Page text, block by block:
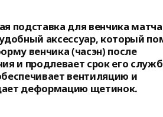
подставка для венчика
аксессуар, который
венчика (часэн) после
и продлевает срок его
вентиляцию и
деформацию щетинок.